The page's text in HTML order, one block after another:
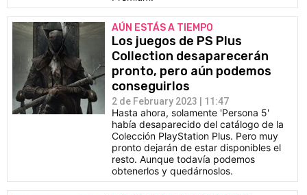
AÚN ESTÁS A TIEMPO
Los juegos de PS Plus
Collection desaparecerán
pronto, pero aún podemos
conseguirlos
2 de February 2023 | 11:47
Hasta ahora, solamente 'Persona 5'
había desaparecido del catálogo de la
Colección PlayStation Plus. Pero muy
pronto dejarán de estar disponibles el
resto. Aunque todavía podemos
obtenerlos y quedárnoslos.